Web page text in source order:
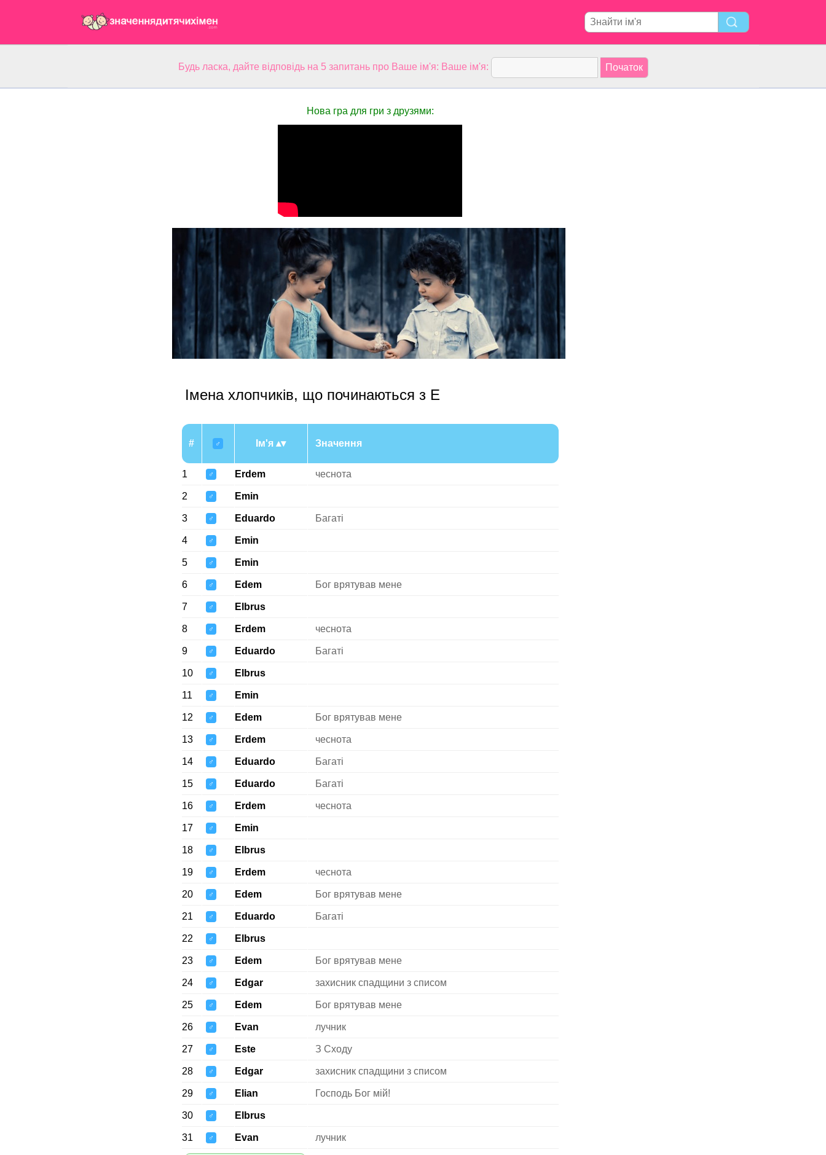
Будь ласка, дайте відповідь на 5 запитань про Ваше ім'я: Ваше ім'я:
Нова гра для гри з друзями:
Імена хлопчиків, що починаються з E
# ♂ Ім'я Значення
1 ♂ Erdem чеснота
2 ♂ Emin
3 ♂ Eduardo Багаті
4 ♂ Emin
5 ♂ Emin
6 ♂ Edem Бог врятував мене
7 ♂ Elbrus
8 ♂ Erdem чеснота
9 ♂ Eduardo Багаті
10 ♂ Elbrus
11 ♂ Emin
12 ♂ Edem Бог врятував мене
13 ♂ Erdem чеснота
14 ♂ Eduardo Багаті
15 ♂ Eduardo Багаті
16 ♂ Erdem чеснота
17 ♂ Emin
18 ♂ Elbrus
19 ♂ Erdem чеснота
20 ♂ Edem Бог врятував мене
21 ♂ Eduardo Багаті
22 ♂ Elbrus
23 ♂ Edem Бог врятував мене
24 ♂ Edgar захисник спадщини з списом
25 ♂ Edem Бог врятував мене
26 ♂ Evan лучник
27 ♂ Este З Сходу
28 ♂ Edgar захисник спадщини з списом
29 ♂ Elian Господь Бог мій!
30 ♂ Elbrus
31 ♂ Evan лучник